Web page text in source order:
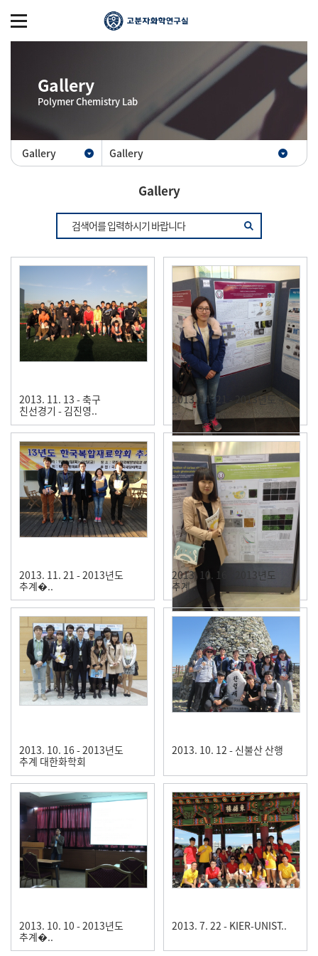
Gallery
Polymer Chemistry Lab
Gallery Gallery
Gallery
2013. 11. 13 - 축구
친선경기 - 김진영..
2013. 11. 21 - 2013년도 추
..
2013. 11. 21 - 2013년도
추계�..
2013. 10. 16 - 2013년도
추계..
2013. 10. 16 - 2013년도
추계 대한화학회
2013. 10. 12 - 신불산 산행
2013. 10. 10 - 2013년도
추계�..
2013. 7. 22 - KIER-UNIST..